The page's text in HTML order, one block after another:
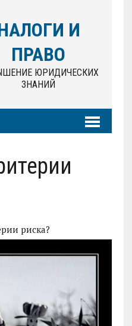
И
ПРАВО
ЮРИДИЧЕСКИХ
ЗНАНИЙ
риска?